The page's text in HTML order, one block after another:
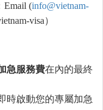
Email (info@vietnam-
visa）
急服務費在內的最終
時啟動您的專屬加急